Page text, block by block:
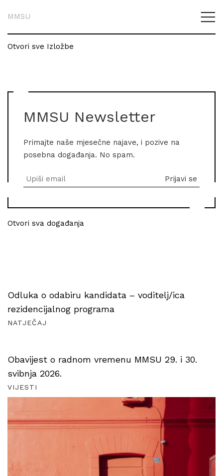
MMSU
Otvori sve Izložbe
MMSU Newsletter
Primajte naše mjesečne najave, i pozive na
posebna događanja. No spam.
Otvori sva događanja
Odluka o odabiru kandidata – voditelj/ica
rezidencijalnog programa
NATJEČAJ
Obavijest o radnom vremenu MMSU 29. i 30.
svibnja 2026.
VIJESTI